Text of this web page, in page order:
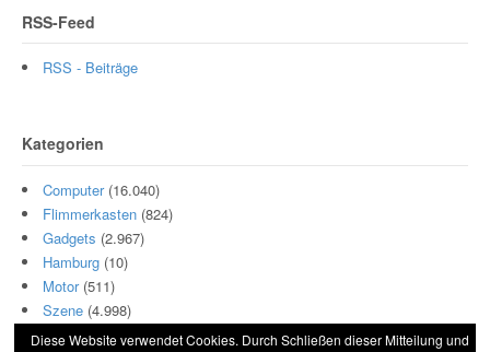
RSS-Feed
RSS - Beiträge
Kategorien
Computer(16.040)
Flimmerkasten (824)
Gadgets (2.967)
Hamburg (10)
Motor(511)
Szene (4.998)
Diese Website verwendet Cookies. Durch Schließen dieser Mitteilung und